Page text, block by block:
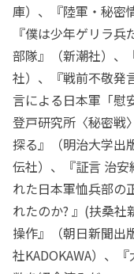
庫）、『陸軍・秘密
『僕は少年ゲリラ兵
部隊』（新潮社）、
社）、『戦前不敬発
言による日本軍「慰
登戸研究所〈秘密戦
探る』（明治大学出
伝社）、『証言 治
れた日本軍恤兵部の
れたのか? 』(扶桑社
操作』（朝日新聞出
社KADOKAWA）、